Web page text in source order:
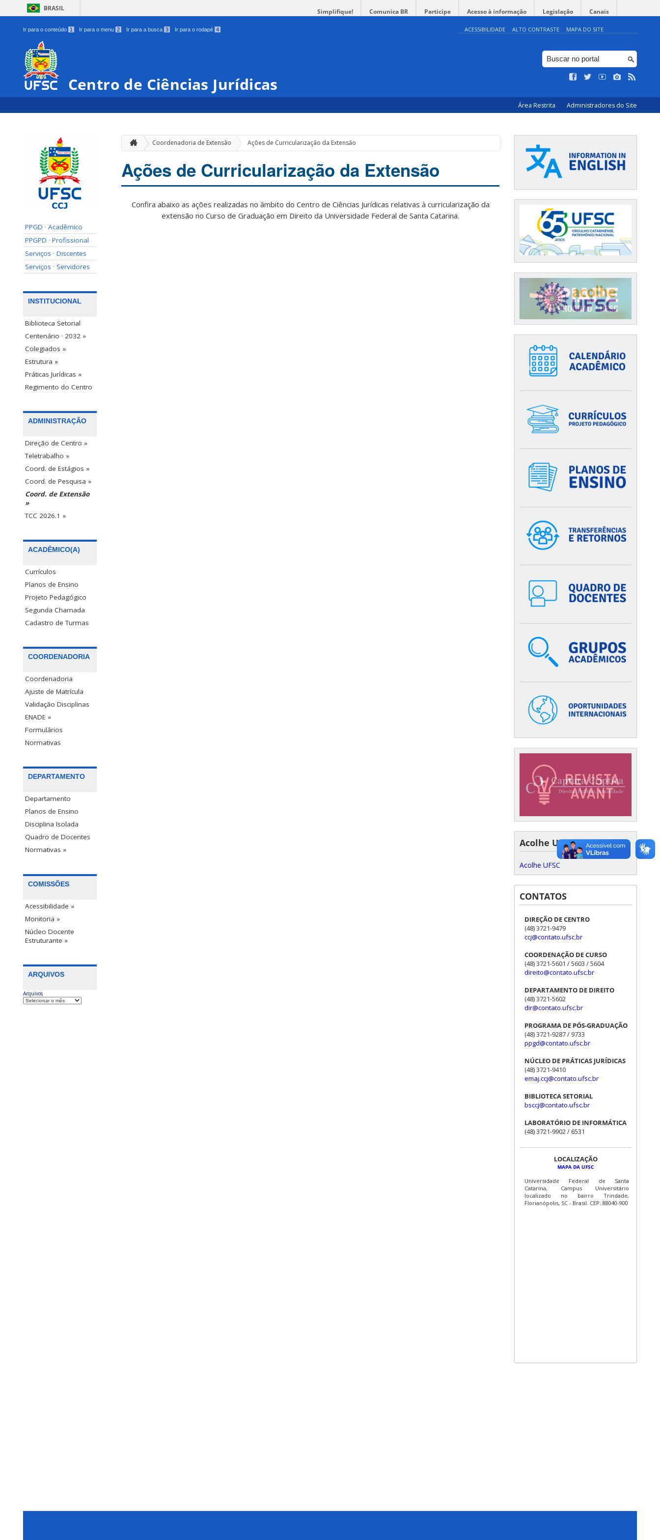
BRASIL Simplifique! Comunica BR Participe Acesso à informação Legislação Canais
Ir para o conteúdo 1 Ir para o menu 2 Ir para a busca 3 Ir para o rodapé 4 ACESSIBILIDADE ALTO CONTRASTE MAPA DO SITE
Centro de Ciências Jurídicas
Área Restrita Administradores do Site
PPGD · Acadêmico
PPGPD · Profissional
Serviços · Discentes
Serviços · Servidores
INSTITUCIONAL
Biblioteca Setorial
Centenário · 2032 »
Colegiados »
Estrutura »
Práticas Jurídicas »
Regimento do Centro
ADMINISTRAÇÃO
Direção de Centro »
Teletrabalho »
Coord. de Estágios »
Coord. de Pesquisa »
Coord. de Extensão
»
TCC 2026.1 »
ACADÊMICO(A)
Currículos
Planos de Ensino
Projeto Pedagógico
Segunda Chamada
Cadastro de Turmas
COORDENADORIA
Coordenadoria
Ajuste de Matrícula
Validação Disciplinas
ENADE »
Formulários
Normativas
DEPARTAMENTO
Departamento
Planos de Ensino
Disciplina Isolada
Quadro de Docentes
Normativas »
COMISSÕES
Acessibilidade »
Monitoria »
Núcleo Docente
Estruturante »
ARQUIVOS
Arquivos
Coordenadoria de Extensão Ações de Curricularização da Extensão
Ações de Curricularização da Extensão
Confira abaixo as ações realizadas no âmbito do Centro de Ciências Jurídicas relativas à curricularização da
extensão no Curso de Graduação em Direito da Universidade Federal de Santa Catarina.
Acolhe UFSC
Acolhe UFSC
CONTATOS
DIREÇÃO DE CENTRO
(48) 3721-9479
ccj@contato.ufsc.br
COORDENAÇÃO DE CURSO
(48) 3721-5601 / 5603 / 5604
direito@contato.ufsc.br
DEPARTAMENTO DE DIREITO
(48) 3721-5602
dir@contato.ufsc.br
PROGRAMA DE PÓS-GRADUAÇÃO
(48) 3721-9287 / 9733
ppgd@contato.ufsc.br
NÚCLEO DE PRÁTICAS JURÍDICAS
(48) 3721-9410
emaj.ccj@contato.ufsc.br
BIBLIOTECA SETORIAL
bsccj@contato.ufsc.br
LABORATÓRIO DE INFORMÁTICA
(48) 3721-9902 / 6531
LOCALIZAÇÃO
MAPA DA UFSC
Universidade Federal de Santa
Catarina, Campus Universitário
localizado no bairro Trindade,
Florianópolis, SC - Brasil. CEP: 88040-900